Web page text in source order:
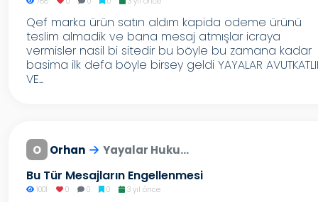
Qef marka ürün satın aldım kapida odeme ürünü
teslim almadik ve bana mesaj atmışlar icraya
vermisler nasil bi sitedir bu böyle bu zamana kadar
basima ilk defa böyle birsey geldi YAYALAR
VE...
O Orhan Yayalar Huku...
Bu Tür Mesajların Engellenmesi
1001 0 0 0 3 yıl önce